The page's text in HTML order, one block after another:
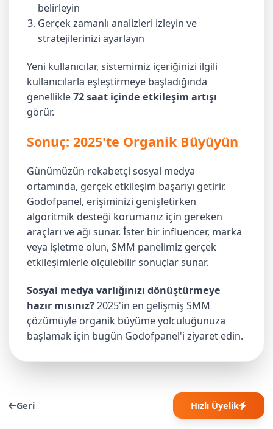
belirleyin
Gerçek zamanlı analizleri izleyin ve
stratejilerinizi ayarlayın
Yeni kullanıcılar, sistemimiz içeriğinizi ilgili
kullanıcılarla eşleştirmeye başladığında
genellikle72 saat içinde etkileşim artışı
görür.
Sonuç: 2025'te Organik Büyüyün
Günümüzün rekabetçi sosyal medya
ortamında, gerçek etkileşim başarıyı getirir.
Godofpanel, erişiminizi genişletirken
algoritmik desteği korumanız için gereken
araçları ve ağı sunar. İster bir influencer, marka
veya işletme olun, SMM panelimiz gerçek
etkileşimlerle ölçülebilir sonuçlar sunar.
Sosyal medya varlığınızı dönüştürmeye
hazır mısınız?2025'in en gelişmiş SMM
çözümüyle organik büyüme yolculuğunuza
başlamak için bugün Godofpanel'i ziyaret edin.
Geri Hızlı Üyelik